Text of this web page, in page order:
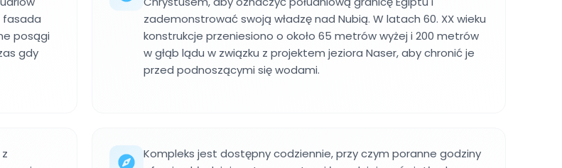
fasada
posągi
gdy
zademonstrować swoją władzę nad Nubią. W latach 60. XX wieku
konstrukcje przeniesiono o około 65 metrów wyżej i 200 metrów
w głąb lądu w związku z projektem jeziora Naser, aby chronić je
przed podnoszącymi się wodami.
Kompleks jest dostępny codziennie, przy czym poranne godziny